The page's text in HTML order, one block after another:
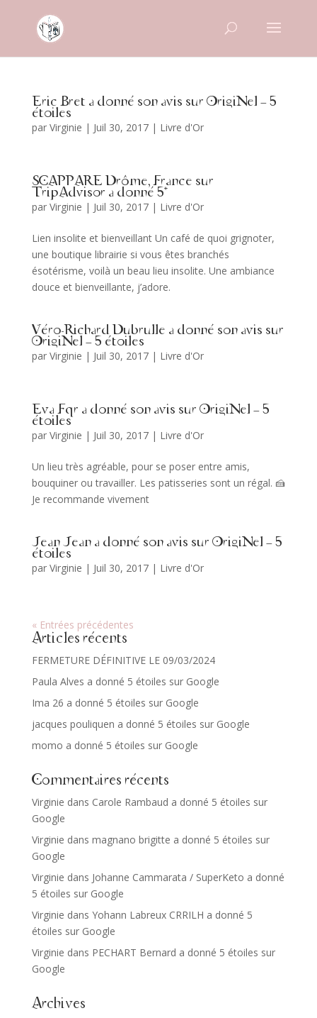
Eric Bret a donné son avis sur OrigiNel – 5
étoiles
par Virginie | Juil 30, 2017| Livre d'Or
SCAPPARE Drôme, France sur
TripAdvisor a donné 5*
par Virginie | Juil 30, 2017| Livre d'Or
Lien insolite et bienveillant Un café de quoi grignoter,
une boutique librairie si vous êtes branchés
ésotérisme, voilà un beau lieu insolite. Une ambiance
douce et bienveillante, j’adore.
Véro-Richard Dubrulle a donné son avis sur
OrigiNel – 5 étoiles
par Virginie | Juil 30, 2017| Livre d'Or
Eva Fqr a donné son avis sur OrigiNel – 5
étoiles
par Virginie | Juil 30, 2017| Livre d'Or
Un lieu très agréable, pour se poser entre amis,
bouquiner ou travailler. Les patisseries sont un régal. 🍰
Je recommande vivement
Jean Jean a donné son avis sur OrigiNel – 5
étoiles
par Virginie | Juil 30, 2017| Livre d'Or
« Entrées précédentes
Articles récents
FERMETURE DÉFINITIVE LE 09/03/2024
Paula Alves a donné 5 étoiles sur Google
Ima 26 a donné 5 étoiles sur Google
jacques pouliquen a donné 5 étoiles sur Google
momo a donné 5 étoiles sur Google
Commentaires récents
Virginie dans Carole Rambaud a donné 5 étoiles sur
Google
Virginie dans magnano brigitte a donné 5 étoiles sur
Google
Virginie dans Johanne Cammarata / SuperKeto a donné
5 étoiles sur Google
Virginie dans Yohann Labreux CRRILH a donné 5
étoiles sur Google
Virginie dans PECHART Bernard a donné 5 étoiles sur
Google
Archives